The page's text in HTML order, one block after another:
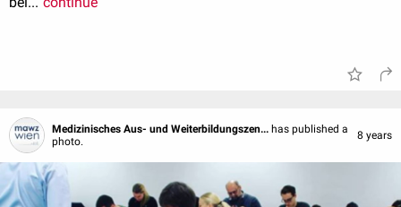
Medizinisches Aus- und Weiterbildungszen... has published a
photo.
8 years